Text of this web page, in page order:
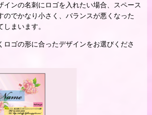
インの名刺にロゴを入れたい場合、スペース
のでかなり小さく、バランスが悪くなった
しまいます。
ロゴの形に合ったデザインをお選びくださ